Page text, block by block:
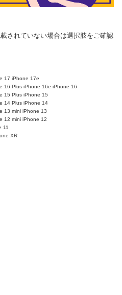
されていない場合は選択肢をご確認
17 iPhone 17e
16 Plus iPhone 16e iPhone 16
15 Plus iPhone 15
14 Plus iPhone 14
13 mini iPhone 13
12 mini iPhone 12
11
XR